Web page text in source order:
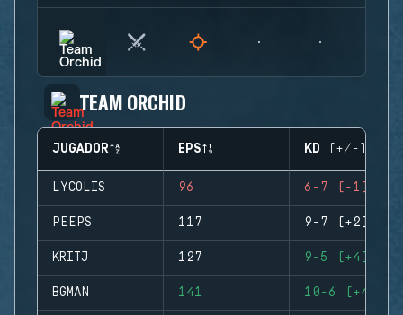
TEAM ORCHID
JUGADOR EPS KD (+/-)
LYCOLIS 96 6-7 (-1)
PEEPS 117 9-7 (+2)
KRITJ 127 9-5 (+4)
BGMAN 141 10-6 (+4)